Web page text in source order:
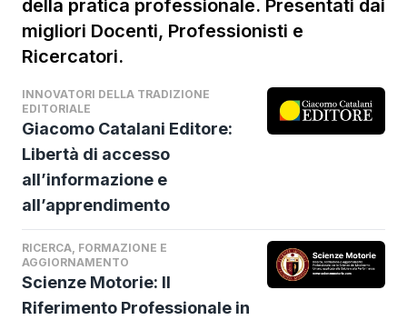
Scala (ex 117 ATP) e Tathiana Garbin (ex 22
WTA).
della pratica professionale. Presentati dai
migliori Docenti, Professionisti e
Ricercatori.
INNOVATORI DELLA TRADIZIONE
EDITORIALE
Giacomo Catalani Editore:
Libertà di accesso
all’informazione e
all’apprendimento
RICERCA, FORMAZIONE E
AGGIORNAMENTO
Scienze Motorie: Il
Riferimento Professionale in